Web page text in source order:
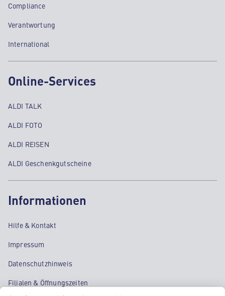
Compliance
Verantwortung
International
Online-Services
ALDI TALK
ALDI FOTO
ALDI REISEN
ALDI Geschenkgutscheine
Informationen
Hilfe & Kontakt
Impressum
Datenschutzhinweis
Filialen & Öffnungszeiten